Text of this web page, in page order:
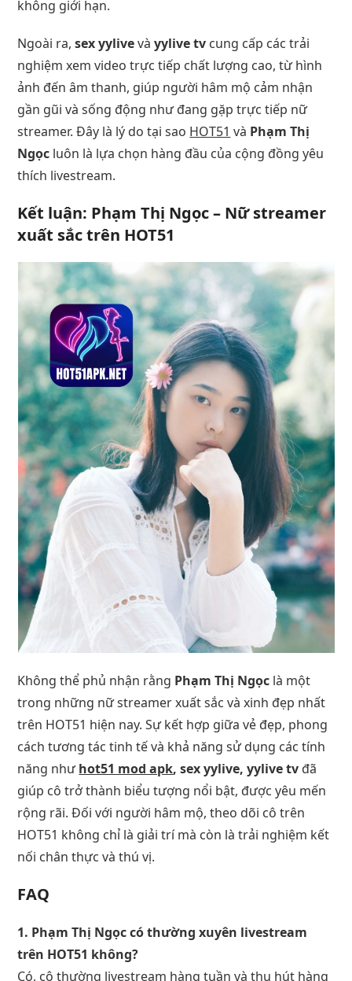
không giới hạn.
Ngoài ra,sex yylivevàyylive tv cung cấp các trải
nghiệm xem video trực tiếp chất lượng cao, từ hình
ảnh đến âm thanh, giúp người hâm mộ cảm nhận
gần gũi và sống động như đang gặp trực tiếp nữ
streamer. Đây là lý do tại sao HOT51 và Phạm Thị
Ngọc luôn là lựa chọn hàng đầu của cộng đồng yêu
thích livestream.
Kết luận: Phạm Thị Ngọc – Nữ streamer
xuất sắc trên HOT51
Không thể phủ nhận rằng Phạm Thị Ngọc là một
trong những nữ streamer xuất sắc và xinh đẹp nhất
trên HOT51 hiện nay. Sự kết hợp giữa vẻ đẹp, phong
cách tương tác tinh tế và khả năng sử dụng các tính
năng nhưhot51 mod apk, sex yylive, yylive tv đã
giúp cô trở thành biểu tượng nổi bật, được yêu mến
rộng rãi. Đối với người hâm mộ, theo dõi cô trên
HOT51 không chỉ là giải trí mà còn là trải nghiệm kết
nối chân thực và thú vị.
FAQ
1. Phạm Thị Ngọc có thường xuyên livestream
trên HOT51 không?
Có, cô thường livestream hàng tuần và thu hút hàng